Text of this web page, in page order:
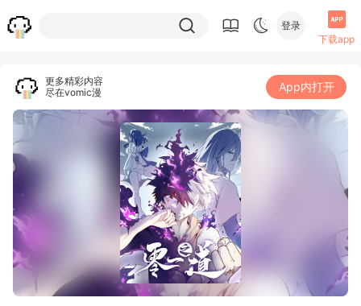
登录
下载app
更多精彩内容
尽在vomic漫
App内打开